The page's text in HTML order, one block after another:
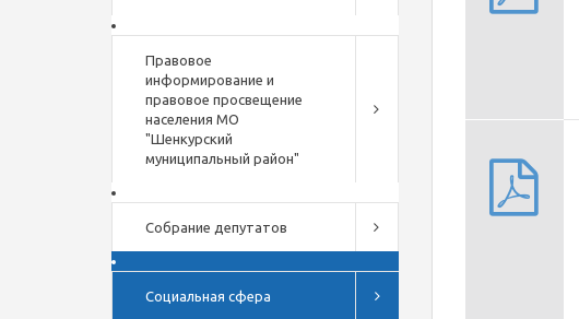
Правовое
информирование и
правовое просвещение
населения МО
"Шенкурский
муниципальный район"
Собрание депутатов
Социальная сфера